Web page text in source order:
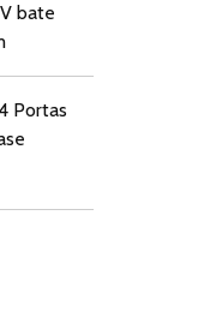
bate
Portas